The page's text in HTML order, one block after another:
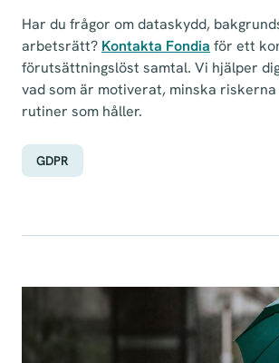
Har du frågor om dataskydd,
arbetsrätt? Kontakta Fondia för ett
förutsättningslöst samtal. Vi hjälper
vad som är motiverat, minska riskerna
rutiner som håller.
GDPR